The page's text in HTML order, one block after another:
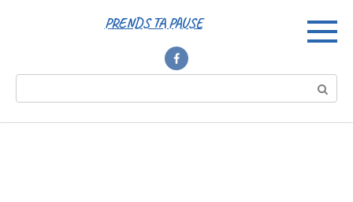
PRENDS TA PAUSE